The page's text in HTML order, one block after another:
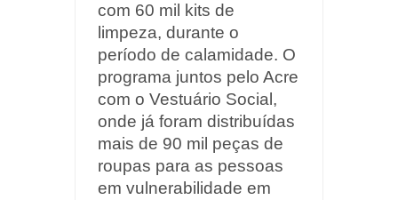
com 60 mil kits de
limpeza, durante o
período de calamidade. O
programa juntos pelo Acre
com o Vestuário Social,
onde já foram distribuídas
mais de 90 mil peças de
roupas para as pessoas
em vulnerabilidade em